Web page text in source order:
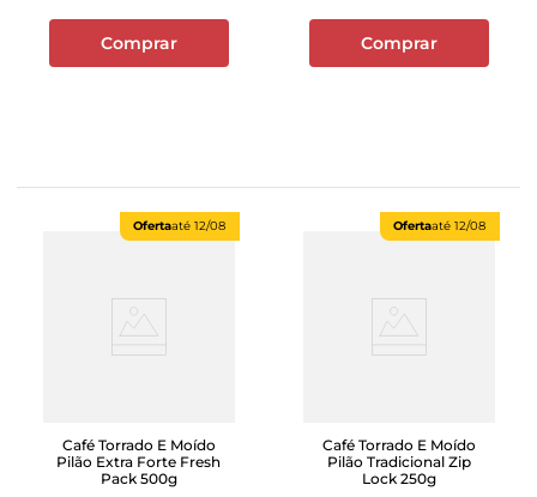
Comprar Comprar
Ofertaaté 12/08
Café Torrado E Moído
Pilão Extra Forte Fresh
Pack 500g
Ofertaaté 12/08
Café Torrado E Moído
Pilão Tradicional Zip
Lock 250g